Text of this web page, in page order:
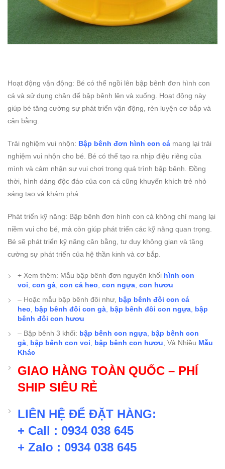
Hoạt động vận động: Bé có thể ngồi lên bập bênh đơn hình con
cá và sử dụng chân để bập bênh lên và xuống. Hoạt động này
giúp bé tăng cường sự phát triển vận động, rèn luyện cơ bắp và
cân bằng.
Trải nghiệm vui nhộn: Bập bênh đơn hình con cá mang lại trải
nghiệm vui nhộn cho bé. Bé có thể tạo ra nhịp điệu riêng của
mình và cảm nhận sự vui chơi trong quá trình bập bênh. Đồng
thời, hình dáng độc đáo của con cá cũng khuyến khích trẻ nhỏ
sáng tạo và khám phá.
Phát triển kỹ năng: Bập bênh đơn hình con cá không chỉ mang lại
niềm vui cho bé, mà còn giúp phát triển các kỹ năng quan trọng.
Bé sẽ phát triển kỹ năng cân bằng, tư duy không gian và tăng
cường sự phát triển của hệ thần kinh và cơ bắp.
+ Xem thêm: Mẫu bập bênh đơn nguyên khối hình con
voi, con gà, con cá heo, con ngựa, con hươu
– Hoặc mẫu bập bênh đôi như, bập bênh đôi con cá
heo, bập bênh đôi con gà, bập bênh đôi con ngựa, bập
bênh đôi con hươu
– Bập bênh 3 khối: bập bênh con ngựa, bập bênh con
gà, bập bênh con voi, bập bênh con hươu, Và Nhiều Mẫu
Khác
GIAO HÀNG TOÀN QUỐC – PHÍ
SHIP SIÊU RẺ
LIÊN HỆ ĐỂ ĐẶT HÀNG:
+ Call : 0934 038 645
+ Zalo : 0934 038 645